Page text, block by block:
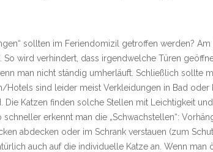
sollten im Feriendomizil getroffen werden? Am
wird verhindert, dass irgendwelche Türen
man nicht ständig umherläuft. Schließlich sollte
Hotels sind leider meist Verkleidungen in Bad oder
Katzen finden solche Stellen mit Leichtigkeit und
erkennt man die „Schwachstellen“:
abdecken oder im Schrank verstauen (zum
auch auf die individuelle Katze an. Wenn man